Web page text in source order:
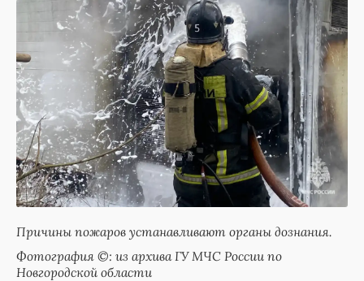
Причины пожаров устанавливают органы дознания.
Фотография ©: из архива ГУ МЧС России по
Новгородской области